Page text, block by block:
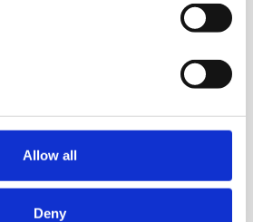
Allow all
Deny
Lue lisää